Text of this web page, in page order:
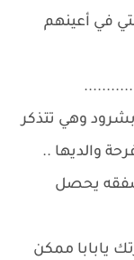
في أعينهم
وهي تتذكر
والديها ..
صفقه يحصل
يابابا ممكن